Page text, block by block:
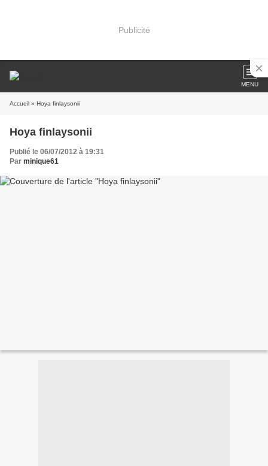
Publicité
MENU
Accueil » Hoya finlaysonii
Hoya finlaysonii
Publié le 06/07/2012 à 19:31
Par minique61